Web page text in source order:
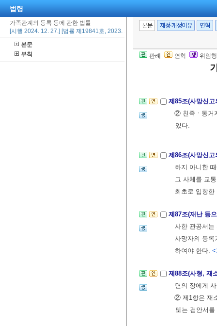
법령
가족관계의 등록 등에 관한 법률
[시행 2024. 12. 27.] [법률 제19841호, 2023. 12. 26., 타법개정]
본문
부칙
본문 제정·개정이유 연혁
판례 연혁 위임
1. 사망자의
③ 부득이한 사
증명할 만한
서 또는 검안
제85조(사망신
② 친족ㆍ동거
있다.
제86조(사망신
하지 아니한
그 사체를 교
최초로 입항
제87조(재난 등
사한 관공서는
사망자의 등록
하여야 한다. <
제88조(사형, 재
면의 장에게
② 제1항은 재
또는 검안서